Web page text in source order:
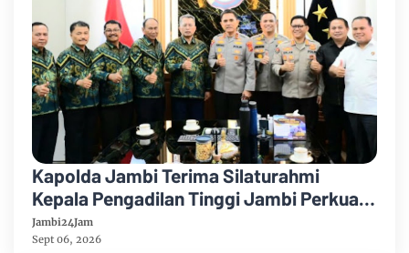
Kapolda Jambi Terima Silaturahmi
Kepala Pengadilan Tinggi Jambi Perkuat
Sinergi Antar Lembaga
Jambi24Jam
Sept 06, 2026